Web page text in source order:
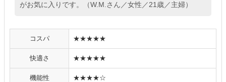
がお気に入りです。（W.M.さん／女性／21歳／主婦）
コスパ ★★★★★
快適さ ★★★★★
機能性 ★★★★☆